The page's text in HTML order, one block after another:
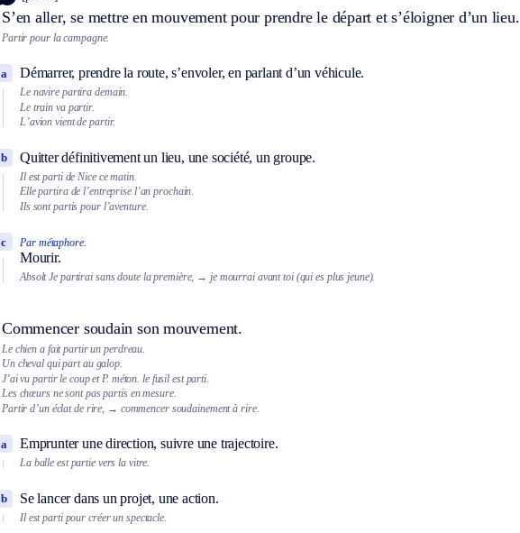
S’en aller, se mettre en mouvement pour prendre le départ et s’éloigner d’un lieu.
Partir pour la campagne.
Démarrer, prendre la route, s’envoler, en parlant d’un véhicule.
a
Le navire partira demain.
Le train va partir.
L’avion vient de partir.
Quitter définitivement un lieu, une société, un groupe.
b
Il est parti de Nice ce matin.
Elle partira de l’entreprise l’an prochain.
Ils sont partis pour l’aventure.
Par métaphore.
Mourir.
c
Absolt Je partirai sans doute la première, → je mourrai avant toi (qui es plus jeune).
Commencer soudain son mouvement.
Le chien a fait partir un perdreau.
Un cheval qui part au galop.
J’ai vu partir le coup etP. méton. le fusil est parti.
Les chœurs ne sont pas partis en mesure.
Partir d’un éclat de rire, → commencer soudainement à rire.
Emprunter une direction, suivre une trajectoire.
a
La balle est partie vers la vitre.
Se lancer dans un projet, une action.
b
Il est parti pour créer un spectacle.